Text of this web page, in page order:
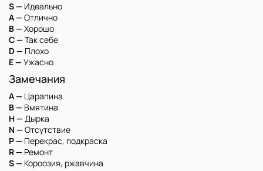
S — Идеально
A — Отлично
B — Хорошо
C — Так себе
D — Плохо
E — Ужасно
Замечания
A — Царапина
B — Вмятина
H — Дырка
N — Отсутствие
P — Перекрас, подкраска
R — Ремонт
S — Короозия, ржавчина